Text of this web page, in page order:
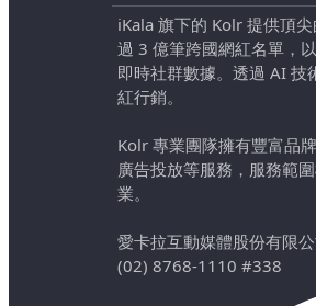
iKala 旗下的 Kolr 提供頂
過 3 億筆跨國網紅名單，
即時社群數據。透過 AI 技
紅行銷。
Kolr 專業團隊擁有豐富品
廣告投放等服務，服務範
業。
愛卡拉互動媒體股份有限
(02) 8768-1110 #338